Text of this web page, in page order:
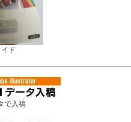
ド
で入稿